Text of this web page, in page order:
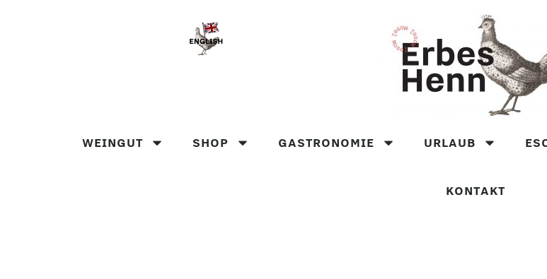
WEINGUT SHOP GASTRONOMIE URLAUB
KONTAKT